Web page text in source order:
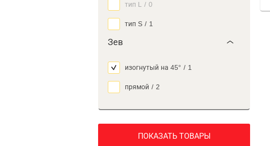
тип L / 0
тип S / 1
Зев
изогнутый на 45° / 1
прямой / 2
ПОКАЗАТЬ ТОВАРЫ